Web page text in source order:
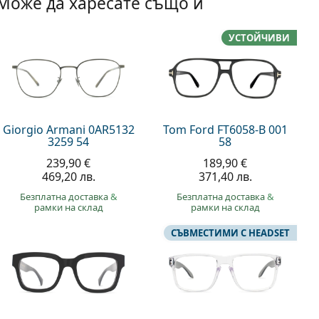
Giorgio Armani 0AR5132
3259 54
239,90 €
469,20 лв.
Безплатна доставка&
рамки на склад
Tom Ford FT6058-B 001
58
УСТОЙЧИВИ
189,90 €
371,40 лв.
Безплатна доставка&
рамки на склад
СЪВМЕСТИМИ С HEADSET